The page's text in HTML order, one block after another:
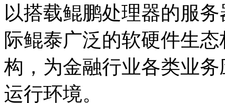
以搭载鲲鹏处理器的服务
际鲲泰广泛的软硬件生
构，为金融行业各类业务
运行环境。